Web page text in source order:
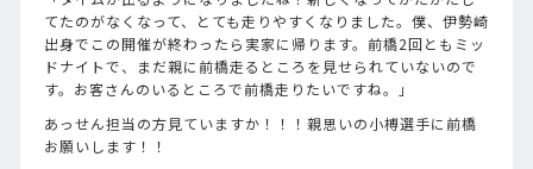
てたのがなくなって、とても走りやすくなりました。僕、伊勢崎
出身でこの開催が終わったら実家に帰ります。前橋2回ともミッ
ドナイトで、まだ親に前橋走るところを見せられていないので
す。お客さんのいるところで前橋走りたいですね。」
あっせん担当の方見ていますか！！！親思いの小榑選手に前橋
お願いします！！